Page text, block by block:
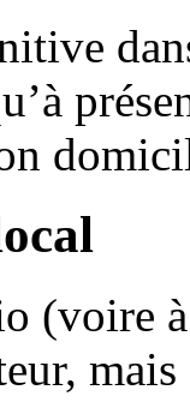
(voire
mais